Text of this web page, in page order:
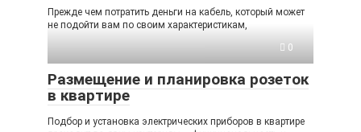
Прежде чем потратить деньги на кабель, который может
не подойти вам по своим характеристикам,
0
Размещение и планировка розеток
в квартире
Подбор и установка электрических приборов в квартире